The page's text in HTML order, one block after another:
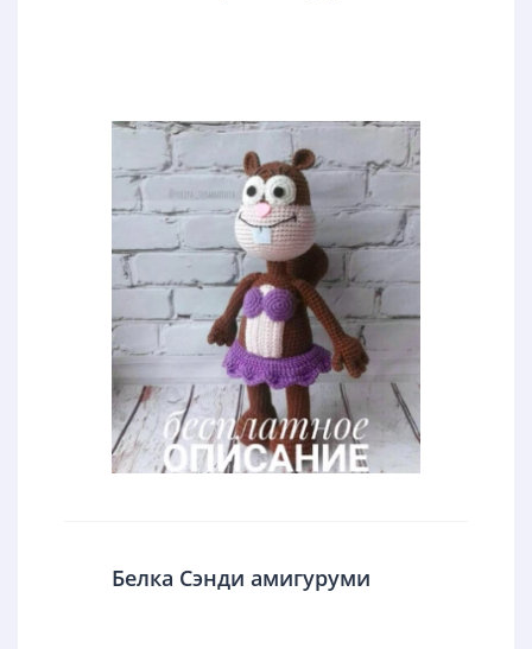
Белка Сэнди амигуруми